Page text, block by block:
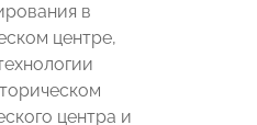
в
центре,
центра и